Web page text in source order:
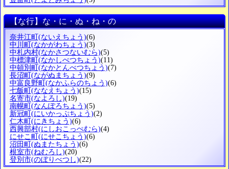
【な行】な・に・ぬ・ね・の
奈井江町 (ないえちょう)(6)
中川町 (なかがわちょう)(3)
中札内村(なかさつないむら)(5)
中標津町 (なかしべつちょう)(11)
中頓別町 (なかとんべつちょう)(7)
長沼町 (ながぬまちょう)(9)
中富良野町 (なかふらのちょう)(6)
七飯町 (ななえちょう)(15)
名寄市(なよろし)(19)
南幌町 (なんぽろちょう)(5)
新冠町 (にいかっぷちょう)(2)
仁木町 (にきちょう)(6)
西興部村(にしおこっぺむら)(4)
にせこ町 (にせこちょう)(6)
沼田町 (ぬまたちょう)(6)
根室市(ねむろし)(20)
登別市(のぼりべつし)(22)